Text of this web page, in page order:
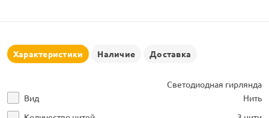
Характеристики Наличие Доставка
Вид
Светодиодная гирлянда
Нить